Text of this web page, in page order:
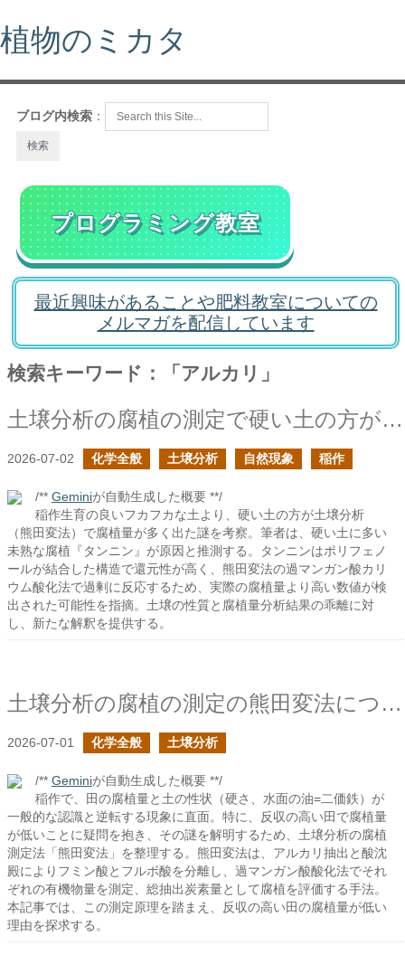
植物のミカタ
ブログ内検索 ：
プログラミング教室
最近興味があることや肥料教室についての
メルマガを配信しています
検索キーワード：「アルカリ」
土壌分析の腐植の測定で硬い土の方が腐植量が多かったのは何故だろう？
2026-07-02 化学全般 土壌分析 自然現象 稲作
/** Geminiが自動生成した概要 **/
稲作生育の良いフカフカな土より、硬い土の方が土壌分析
（熊田変法）で腐植量が多く出た謎を考察。筆者は、硬い土に多い
未熟な腐植『タンニン』が原因と推測する。タンニンはポリフェノ
ールが結合した構造で還元性が高く、熊田変法の過マンガン酸カリ
ウム酸化法で過剰に反応するため、実際の腐植量より高い数値が検
出された可能性を指摘。土壌の性質と腐植量分析結果の乖離に対
し、新たな解釈を提供する。
土壌分析の腐植の測定の熊田変法について
2026-07-01 化学全般 土壌分析
/** Geminiが自動生成した概要 **/
稲作で、田の腐植量と土の性状（硬さ、水面の油=二価鉄）が
一般的な認識と逆転する現象に直面。特に、反収の高い田で腐植量
が低いことに疑問を抱き、その謎を解明するため、土壌分析の腐植
測定法「熊田変法」を整理する。熊田変法は、アルカリ抽出と酸沈
殿によりフミン酸とフルボ酸を分離し、過マンガン酸酸化法でそれ
ぞれの有機物量を測定、総抽出炭素量として腐植を評価する手法。
本記事では、この測定原理を踏まえ、反収の高い田の腐植量が低い
理由を探求する。